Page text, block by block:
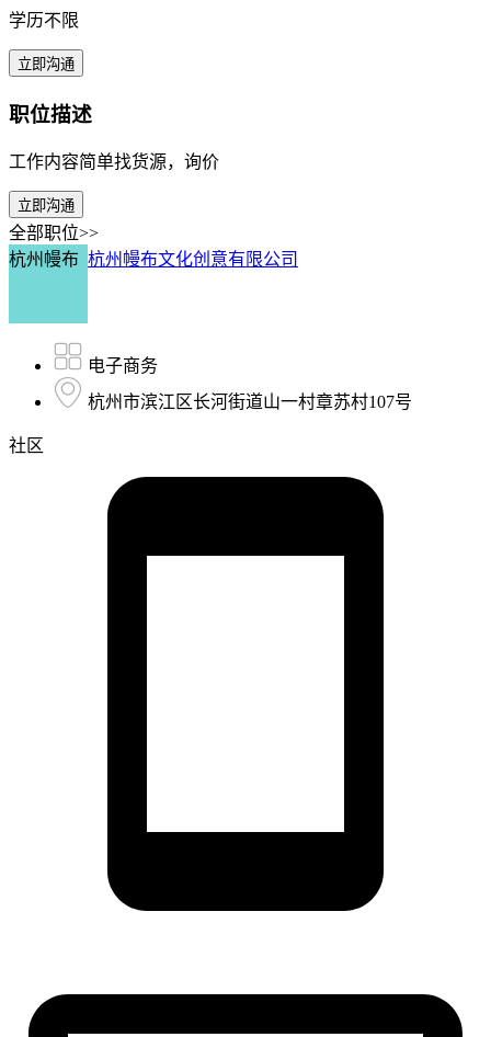
学历不限
立即沟通
职位描述
工作内容简单找货源，询价
立即沟通
全部职位>>
杭州幔布 杭州幔布文化创意有限公司
电子商务
杭州市滨江区长河街道山一村章苏村107号
社区